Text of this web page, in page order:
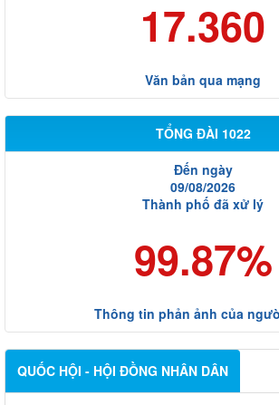
17.360
Văn bản qua mạng
TỔNG ĐÀI 1022
Đến ngày
09/08/2026
Thành phố đã xử lý
99.87%
Thông tin phản ảnh của
QUỐC HỘI - HỘI ĐỒNG NHÂN DÂN